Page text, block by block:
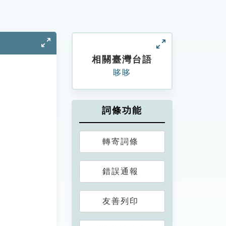
相關臺灣台語
眵眵
詞條功能
轉寄詞條
錯誤通報
友善列印